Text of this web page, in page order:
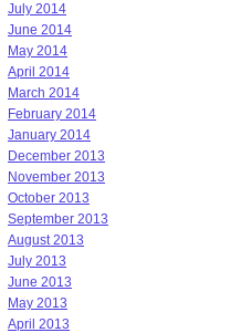
July 2014
June 2014
May 2014
April 2014
March 2014
February 2014
January 2014
December 2013
November 2013
October 2013
September 2013
August 2013
July 2013
June 2013
May 2013
April 2013